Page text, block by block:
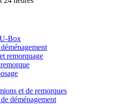
Box
remorquage
et de remorques
déménagement